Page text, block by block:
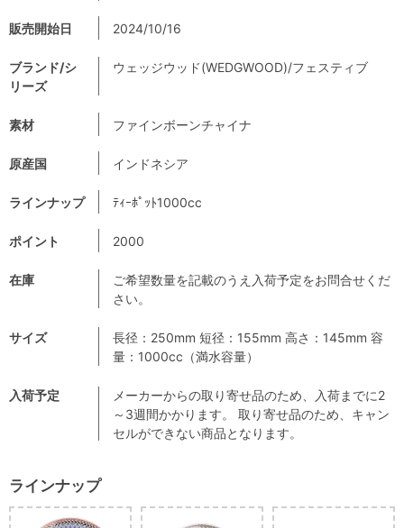
販売開始日 2024/10/16
ブランド/シ
リーズ
ウェッジウッド(WEDGWOOD)/フェスティブ
素材 ファインボーンチャイナ
原産国 インドネシア
ラインナップ ﾃｨｰﾎﾟｯﾄ1000cc
ポイント 2000
在庫
ご希望数量を記載のうえ入荷予定をお問合せくだ
さい。
サイズ
長径：250mm 短径：155mm 高さ：145mm 容
量：1000cc（満水容量）
入荷予定
メーカーからの取り寄せ品のため、入荷までに2
～3週間かかります。 取り寄せ品のため、キャン
セルができない商品となります。
ラインナップ